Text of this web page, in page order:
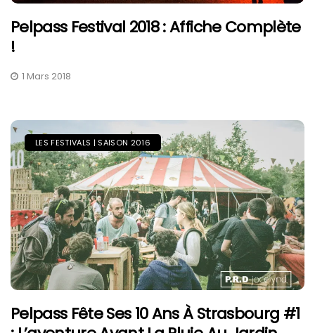
Pelpass Festival 2018 : Affiche Complète
!
1 Mars 2018
LES FESTIVALS | SAISON 2016
Pelpass Fête Ses 10 Ans À Strasbourg #1